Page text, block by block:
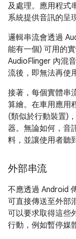
及處理。應用程式
系統提供音訊的呈
邏輯串流會透過
能有一個) 可用的
AudioFlinger 內混
流後，即無法再使
接著，每個實體串
算繪。在車用應用
(類似於行動裝置)
器。無論如何，音
料，並讓使用者聽
外部串流
不應透過 Android
可直接傳送至外部
可以要求取得這些
行動，例如暫停媒